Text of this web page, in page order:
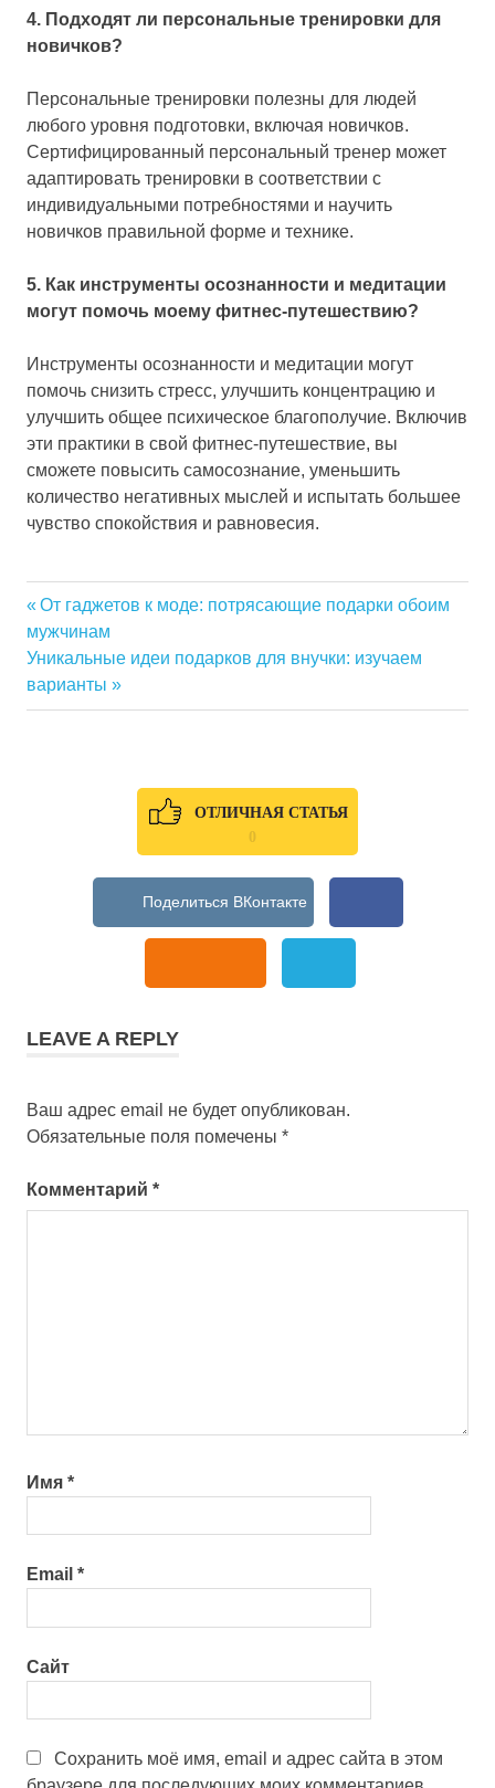
4. Подходят ли персональные тренировки для
новичков?
Персональные тренировки полезны для людей
любого уровня подготовки, включая новичков.
Сертифицированный персональный тренер может
адаптировать тренировки в соответствии с
индивидуальными потребностями и научить
новичков правильной форме и технике.
5. Как инструменты осознанности и медитации
могут помочь моему фитнес-путешествию?
Инструменты осознанности и медитации могут
помочь снизить стресс, улучшить концентрацию и
улучшить общее психическое благополучие. Включив
эти практики в свой фитнес-путешествие, вы
сможете повысить самосознание, уменьшить
количество негативных мыслей и испытать большее
чувство спокойствия и равновесия.
Навигация
по
Previous
Post:
От гаджетов к моде: потрясающие подарки обоим
мужчинам
Next
Post:
Уникальные идеи подарков для внучки: изучаем
варианты
ОТЛИЧНАЯ СТАТЬЯ
0
LEAVE A REPLY
Ваш адрес email не будет опубликован.
Обязательные поля помечены *
Комментарий *
Имя *
Email *
Сайт
Сохранить моё имя, email и адрес сайта в этом